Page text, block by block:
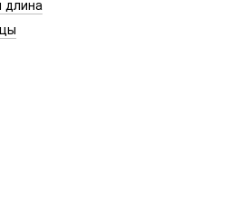
длина